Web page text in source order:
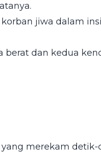
jiwa dalam
berat dan kedua
merekam